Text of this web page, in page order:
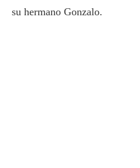
su hermano Gonzalo.